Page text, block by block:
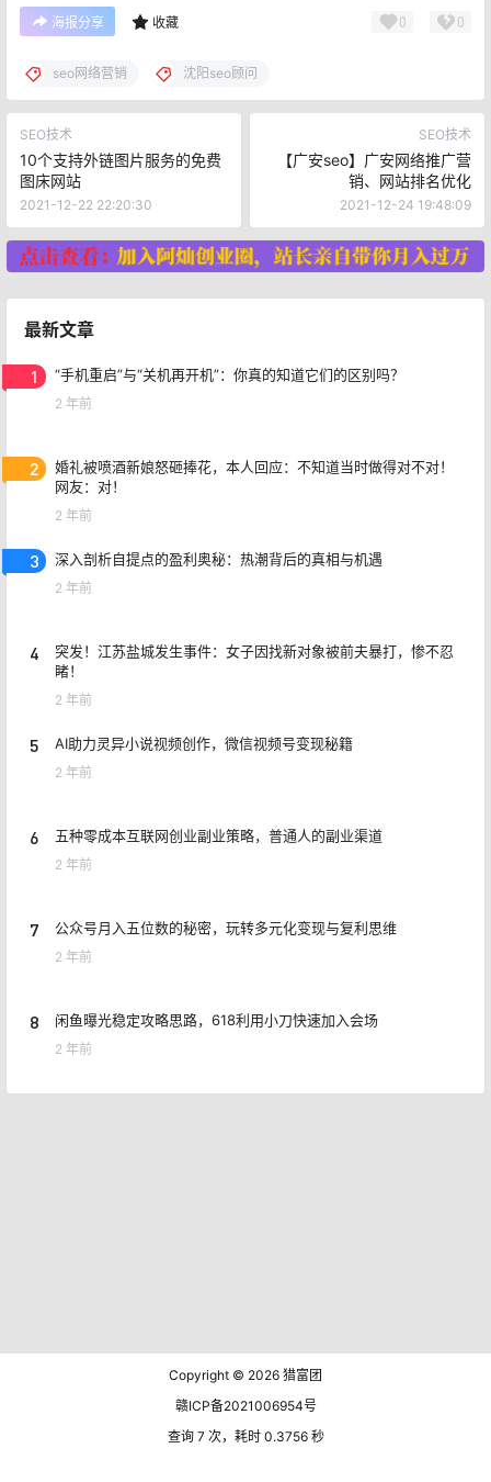
海报分享 收藏 0 0
seo网络营销 沈阳seo顾问
SEO技术
10个支持外链图片服务的免费
图床网站
2021-12-22 22:20:30
SEO技术
【广安seo】广安网络推广营
销、网站排名优化
2021-12-24 19:48:09
最新文章
1 “手机重启”与“关机再开机”：你真的知道它们的区别吗？
2 年前
2
婚礼被喷酒新娘怒砸捧花，本人回应：不知道当时做得对不对！
网友：对！
2 年前
3 深入剖析自提点的盈利奥秘：热潮背后的真相与机遇
2 年前
4
突发！江苏盐城发生事件：女子因找新对象被前夫暴打，惨不忍
睹！
2 年前
5 AI助力灵异小说视频创作，微信视频号变现秘籍
2 年前
6 五种零成本互联网创业副业策略，普通人的副业渠道
2 年前
7 公众号月入五位数的秘密，玩转多元化变现与复利思维
2 年前
8 闲鱼曝光稳定攻略思路，618利用小刀快速加入会场
2 年前
Copyright © 2026 猎富团
赣ICP备2021006954号
查询 7 次，耗时 0.3756 秒